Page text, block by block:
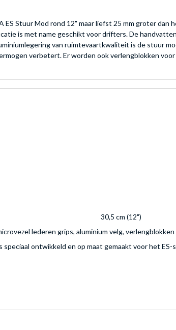
ES Stuur Mod rond 12" maar liefst 25 mm groter
is met name geschikt voor drifters. De
van ruimtevaartkwaliteit is de stuur
verbetert. Er worden ook verlengblokken
30,5 cm (12")
lederen grips, aluminium velg,
speciaal ontwikkeld en op maat gemaakt voor het ES-